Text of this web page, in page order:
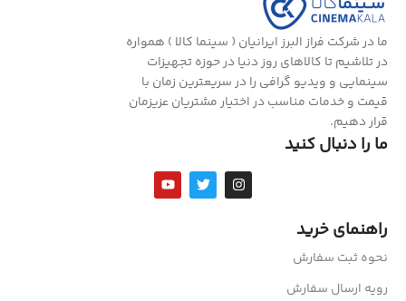
ما در شرکت فراز البرز ایرانیان ( سینما کالا ) همواره
در تلاشیم تا کالاهای روز دنیا در حوزه تجهیزات
سینمایی و ویدیو گرافی را در سریعترین زمان با
قیمت و خدمات مناسب در اختیار مشتریان عزیزمان
قرار دهیم.
ما را دنبال کنید
راهنمای خرید
نحوه ثبت سفارش
رویه ارسال سفارش